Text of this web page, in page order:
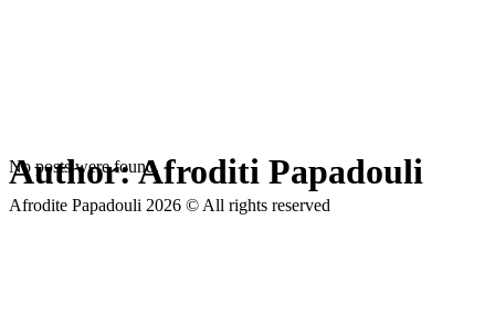
Author: Afroditi Papadouli
No posts were found.
Afrodite Papadouli 2026 © All rights reserved